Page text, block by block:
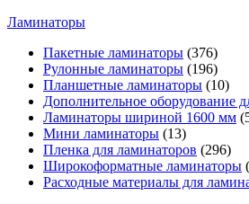
Ламинаторы
Пакетные ламинаторы (376)
Рулонные ламинаторы (196)
Планшетные ламинаторы (10)
Дополнительное оборудование
Ламинаторы шириной 1600 мм
Мини ламинаторы (13)
Пленка для ламинаторов (296)
Широкоформатные ламинаторы
Расходные материалы для